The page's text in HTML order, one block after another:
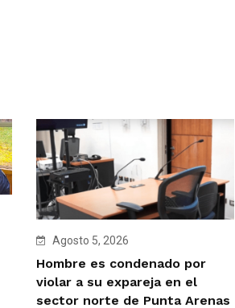
Agosto 5, 2026
Hombre es condenado por
violar a su expareja en el
sector norte de Punta Arenas